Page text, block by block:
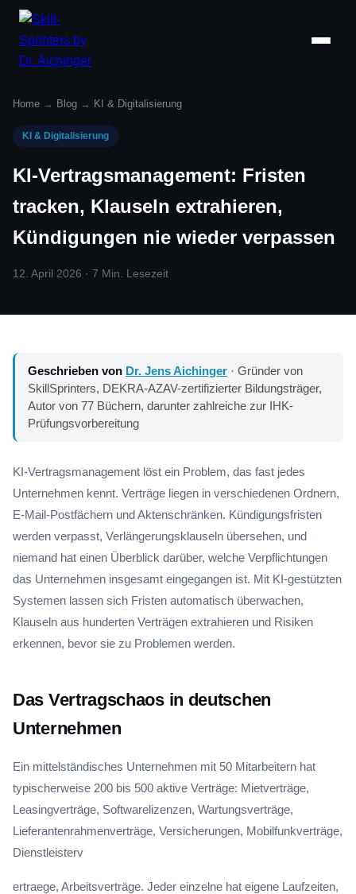
Home → Blog → KI & Digitalisierung
KI & Digitalisierung
KI-Vertragsmanagement: Fristen
tracken, Klauseln extrahieren,
Kündigungen nie wieder verpassen
12. April 2026 · 7 Min. Lesezeit
Geschrieben von Dr. Jens Aichinger · Gründer von
SkillSprinters, DEKRA-AZAV-zertifizierter Bildungsträger,
Autor von 77 Büchern, darunter zahlreiche zur IHK-
Prüfungsvorbereitung
KI-Vertragsmanagement löst ein Problem, das fast jedes
Unternehmen kennt. Verträge liegen in verschiedenen Ordnern,
E-Mail-Postfächern und Aktenschränken. Kündigungsfristen
werden verpasst, Verlängerungsklauseln übersehen, und
niemand hat einen Überblick darüber, welche Verpflichtungen
das Unternehmen insgesamt eingegangen ist. Mit KI-gestützten
Systemen lassen sich Fristen automatisch überwachen,
Klauseln aus hunderten Verträgen extrahieren und Risiken
erkennen, bevor sie zu Problemen werden.
Das Vertragschaos in deutschen
Unternehmen
Ein mittelständisches Unternehmen mit 50 Mitarbeitern hat
typischerweise 200 bis 500 aktive Verträge: Mietverträge,
Leasingverträge, Softwarelizenzen, Wartungsverträge,
Lieferantenrahmenverträge, Versicherungen, Mobilfunkverträge,
Dienstleisterv
ertraege, Arbeitsverträge. Jeder einzelne hat eigene Laufzeiten,